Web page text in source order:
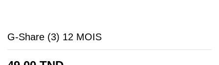
G-Share (3) 12 MOIS